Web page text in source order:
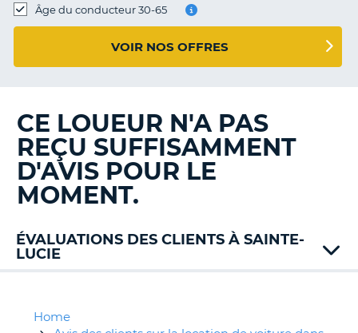
Âge du conducteur 30-65
VOIR NOS OFFRES
CE LOUEUR N'A PAS
REÇU SUFFISAMMENT
D'AVIS POUR LE
MOMENT.
ÉVALUATIONS DES CLIENTS À SAINTE-
LUCIE
Home